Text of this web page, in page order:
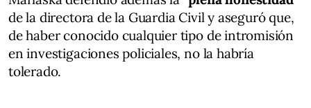
de la directora de la Guardia Civil y aseguró que,
de haber conocido cualquier tipo de intromisión
en investigaciones policiales, no la habría
tolerado.